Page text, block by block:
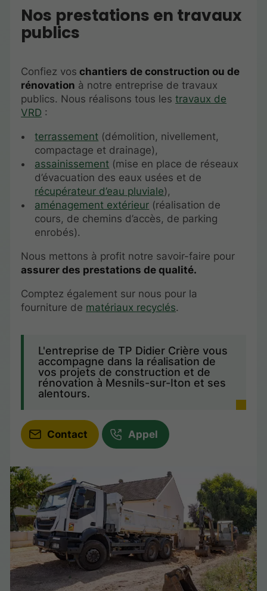
Nos prestations en travaux
publics
Confiez vos chantiers de construction ou de
rénovation à notre entreprise de travaux
publics. Nous réalisons tous lestravaux de
VRD :
terrassement (démolition, nivellement,
compactage et drainage),
assainissement (mise en place de réseaux
d’évacuation des eaux usées et de
récupérateur d’eau pluviale),
aménagement extérieur (réalisation de
cours, de chemins d’accès, de parking
enrobés).
Nous mettons à profit notre savoir-faire pour
assurer des prestations de qualité.
Comptez également sur nous pour la
fourniture de matériaux recyclés.
L'entreprise de TP Didier Crière vous
accompagne dans la réalisation de
vos projets de construction et de
rénovation à Mesnils-sur-Iton et ses
alentours.
Contact Appel